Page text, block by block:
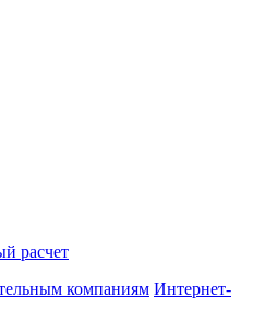
расчет
компаниям Интернет-